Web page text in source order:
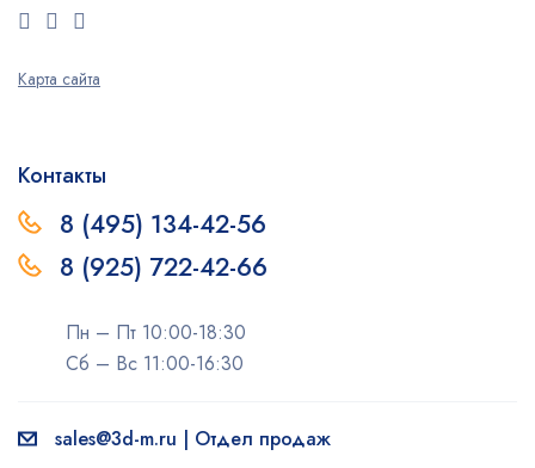
Карта сайта
Контакты
8 (495) 134-42-56
8 (925) 722-42-66
Пн – Пт 10:00-18:30
Сб – Вс 11:00-16:30
sales@3d-m.ru | Отдел продаж